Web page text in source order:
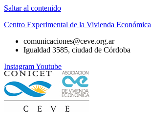
Saltar al contenido
Centro Experimental de la Vivienda Económica
comunicaciones@ceve.org.ar
Igualdad 3585, ciudad de Córdoba
InstagramYoutube